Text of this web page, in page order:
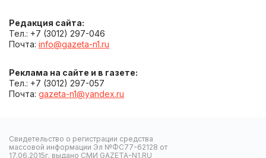
Редакция сайта:
Тел.: +7 (3012) 297-046
Почта: info@gazeta-n1.ru
Реклама на сайте и в газете:
Тел.: +7 (3012) 297-057
Почта: gazeta-n1@yandex.ru
Свидетельство о регистрации средства
массовой информации Эл №ФС77-62128 от
17.06.2015г. выдано СМИ GAZETA-N1.RU